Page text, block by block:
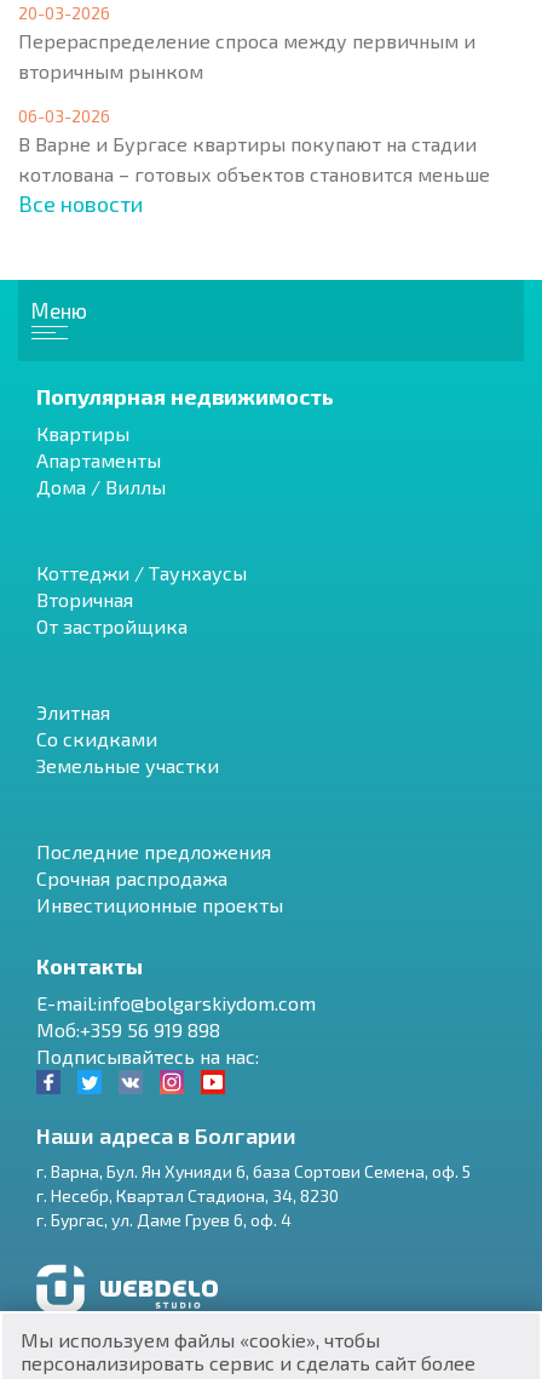
$
₽
20-03-2026
Перераспределение спроса между первичным и
вторичным рынком
06-03-2026
В Варне и Бургасе квартиры покупают на стадии
котлована – готовых объектов становится меньше
Все новости
Меню
Популярная недвижимость
Квартиры
Апартаменты
Дома / Виллы
Коттеджи / Таунхаусы
Вторичная
От застройщика
Элитная
Со скидками
Земельные участки
Последние предложения
Срочная распродажа
Инвестиционные проекты
Контакты
E-mail:info@bolgarskiydom.com
Моб:+359 56 919 898
Подписывайтесь на нас:
Наши адреса в Болгарии
г. Варна, Бул. Ян Хунияди 6, база Сортови Семена, оф. 5
г. Несебр, Квартал Стадиона, 34, 8230
г. Бургас, ул. Даме Груев 6, оф. 4
Разработка и SEO продвижение сайтов
Мы используем файлы «cookie», чтобы
персонализировать сервис и сделать сайт более